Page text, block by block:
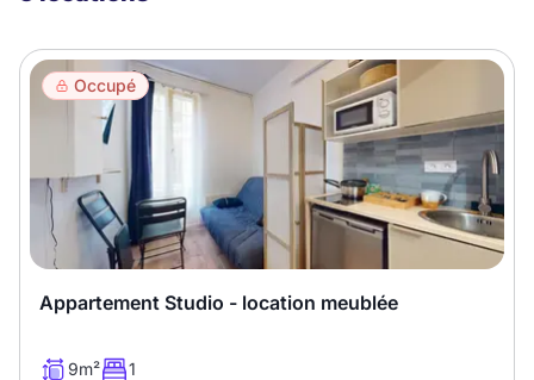
Montant du loyer
€
€
Nombre de pièces
Studio
Occupé
Appartement Studio - location meublée
9m² 1